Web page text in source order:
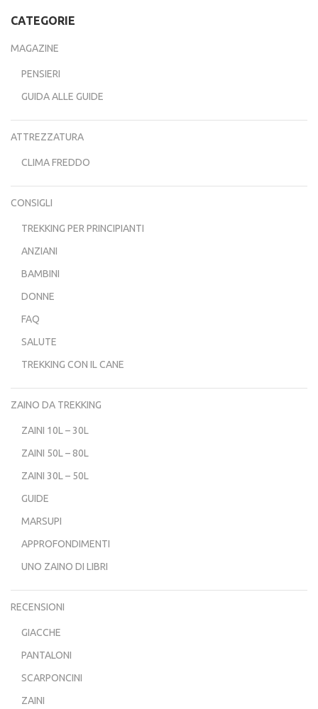
CATEGORIE
MAGAZINE
PENSIERI
GUIDA ALLE GUIDE
ATTREZZATURA
CLIMA FREDDO
CONSIGLI
TREKKING PER PRINCIPIANTI
ANZIANI
BAMBINI
DONNE
FAQ
SALUTE
TREKKING CON IL CANE
ZAINO DA TREKKING
ZAINI 10L – 30L
ZAINI 50L – 80L
ZAINI 30L – 50L
GUIDE
MARSUPI
APPROFONDIMENTI
UNO ZAINO DI LIBRI
RECENSIONI
GIACCHE
PANTALONI
SCARPONCINI
ZAINI